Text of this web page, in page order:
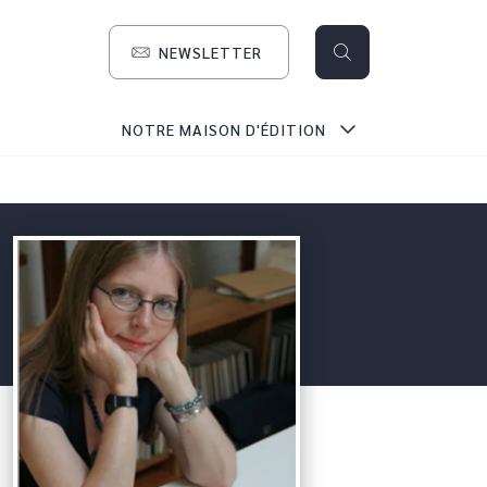
NEWSLETTER
NOTRE MAISON D'ÉDITION